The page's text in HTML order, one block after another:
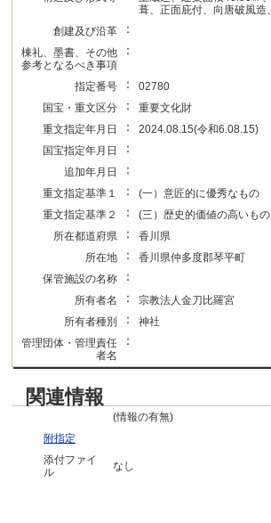
葺、正面庇付、向唐破風造
創建及び沿革
：
棟礼、墨書、その他
参考となるべき事項
：
指定番号 ：
02780
国宝・重文区分
：
重要文化財
重文指定年月日
：
2024.08.15(令和6.08.15)
国宝指定年月日
：
追加年月日 ：
重文指定基準１ ：
(一）意匠的に優秀なもの
重文指定基準２
：
(三）歴史的価値の高いもの
所在都道府県
：
香川県
所在地
：
香川県仲多度郡琴平町
保管施設の名称
：
所有者名 ：
宗教法人金刀比羅宮
所有者種別
：
神社
管理団体・管理責任
者名
：
関連情報
(情報の有無)
附指定
添付ファイ
ル
なし